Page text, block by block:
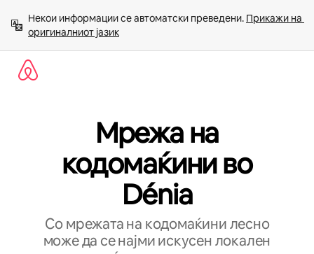
содржина
Некои информации се автоматски преведени. Прикажи на
оригиналниот јазик
Мрежа на
кодомаќини во
Dénia
Со мрежата на кодомаќини лесно
може да се најми искусен локален